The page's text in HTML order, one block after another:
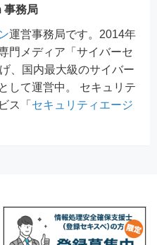
事務局
運営事務局です。2014年
門メディア「サイバーセ
、国内最大級のサイバー
して運営中。 セキュリテ
ス「 セキュリティエージ